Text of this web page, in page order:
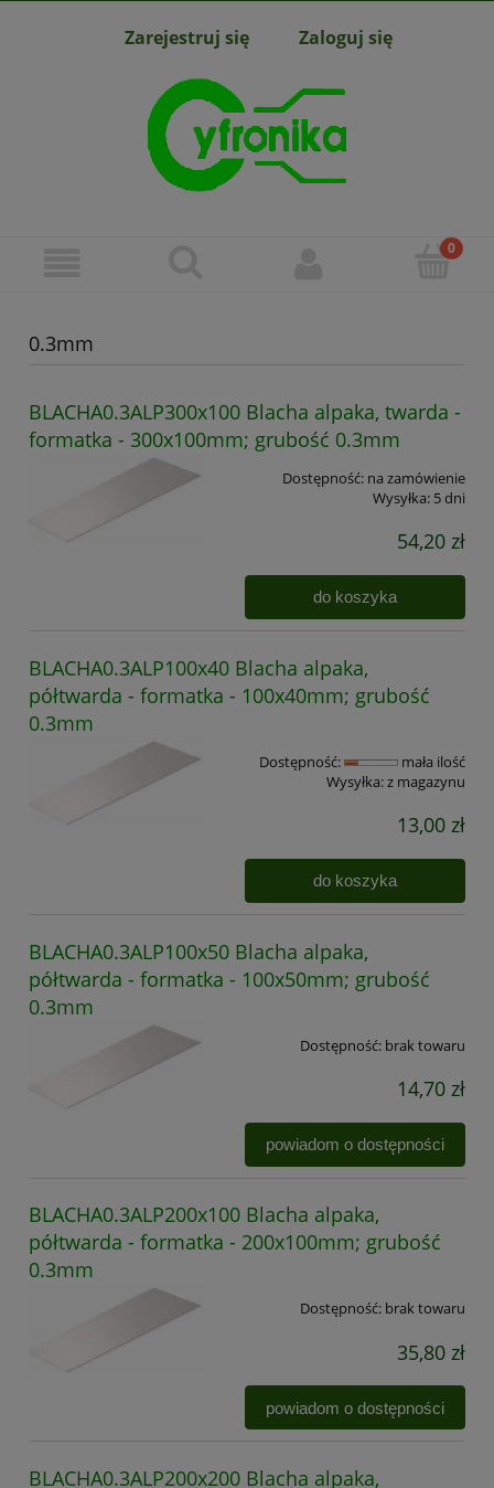
Zarejestruj się Zaloguj się
0.3mm
BLACHA0.3ALP300x100 Blacha alpaka, twarda -
formatka - 300x100mm; grubość 0.3mm
Dostępność: na zamówienie
Wysyłka: 5 dni
54,20 zł
do koszyka
BLACHA0.3ALP100x40 Blacha alpaka,
półtwarda - formatka - 100x40mm; grubość
0.3mm
Dostępność:
mała ilość
Wysyłka:z magazynu
13,00 zł
do koszyka
BLACHA0.3ALP100x50 Blacha alpaka,
półtwarda - formatka - 100x50mm; grubość
0.3mm
Dostępność: brak towaru
14,70 zł
powiadom o dostępności
BLACHA0.3ALP200x100 Blacha alpaka,
półtwarda - formatka - 200x100mm; grubość
0.3mm
Dostępność: brak towaru
35,80 zł
powiadom o dostępności
BLACHA0.3ALP200x200 Blacha alpaka,